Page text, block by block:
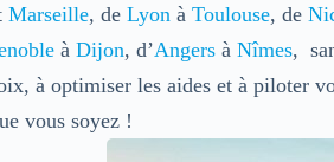
Marseille, deLyon àToulouse, de
àDijon, d’Angers àNîmes,
à optimiser les aides et à piloter
vous soyez !